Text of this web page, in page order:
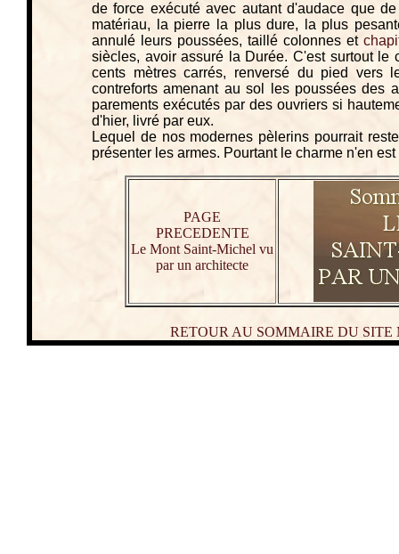
de force exécuté avec autant d'audace que
matériau, la pierre la plus dure, la plus
annulé leurs poussées, taillé colonnes et
siècles, avoir assuré la Durée. C'est surtout
cents mètres carrés, renversé du pied vers
contreforts amenant au sol les poussées des
parements exécutés par des ouvriers si
d'hier, livré par eux.
Lequel de nos modernes pèlerins pourrait
présenter les armes. Pourtant le charme n'en est
PAGE
PRECEDENTE
Le Mont Saint-Michel vu
par un architecte
RETOUR AU SOMMAIRE DU